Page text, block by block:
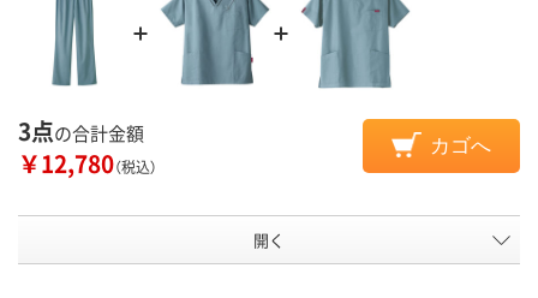
3点の合計金額
￥12,780（税込）
カゴへ
開く